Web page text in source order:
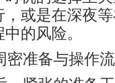
，或是在深夜
的风险。
密准备与操作